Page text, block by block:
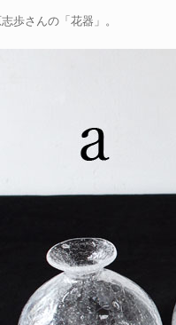
歩さんの「花器」。